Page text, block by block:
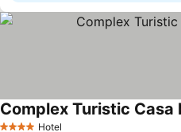
Hotel
Complex Turistic Casa